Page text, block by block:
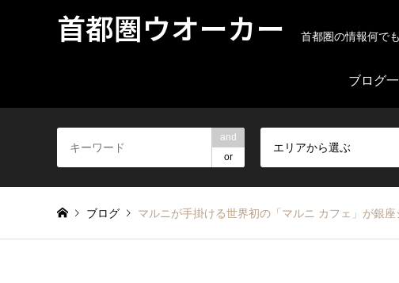
首都圏ウオーカー 首都圏の情報何で
ブログ
and
or
エリアから選ぶ
ブログ マルニが手掛ける世界初の「マルニ カフェ」が銀